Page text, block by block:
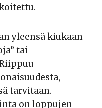
yleensä kiukaan
tai
tarvitaan.
on loppujen